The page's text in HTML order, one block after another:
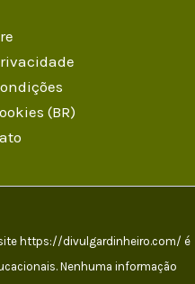
(BR)
https://divulgardinheiro.com/ é
Nenhuma informação